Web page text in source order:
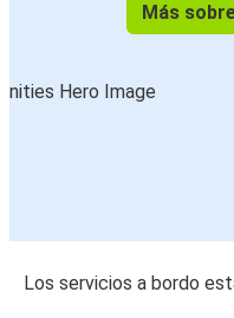
Más
Los servicios a bordo